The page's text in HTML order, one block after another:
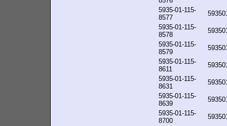
5935-01-115-
8577
5935-01-115-
8578
5935-01-115-
8579
5935-01-115-
8611
5935-01-115-
8631
5935-01-115-
8639
5935-01-115-
8700